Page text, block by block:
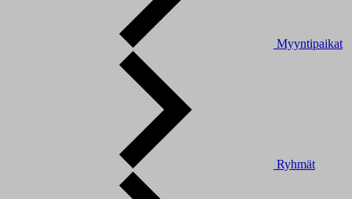
Myyntipaikat
Ryhmät